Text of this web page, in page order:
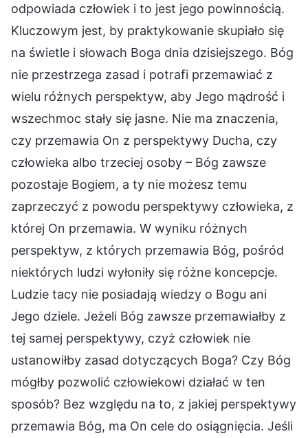
odpowiada człowiek i to jest jego powinnością.
Kluczowym jest, by praktykowanie skupiało się
na świetle i słowach Boga dnia dzisiejszego. Bóg
nie przestrzega zasad i potrafi przemawiać z
wielu różnych perspektyw, aby Jego mądrość i
wszechmoc stały się jasne. Nie ma znaczenia,
czy przemawia On z perspektywy Ducha, czy
człowieka albo trzeciej osoby – Bóg zawsze
pozostaje Bogiem, a ty nie możesz temu
zaprzeczyć z powodu perspektywy człowieka, z
której On przemawia. W wyniku różnych
perspektyw, z których przemawia Bóg, pośród
niektórych ludzi wyłoniły się różne koncepcje.
Ludzie tacy nie posiadają wiedzy o Bogu ani
Jego dziele. Jeżeli Bóg zawsze przemawiałby z
tej samej perspektywy, czyż człowiek nie
ustanowiłby zasad dotyczących Boga? Czy Bóg
mógłby pozwolić człowiekowi działać w ten
sposób? Bez względu na to, z jakiej perspektywy
przemawia Bóg, ma On cele do osiągnięcia. Jeśli